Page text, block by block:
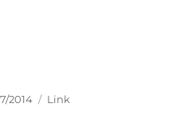
2014 Categories
Link